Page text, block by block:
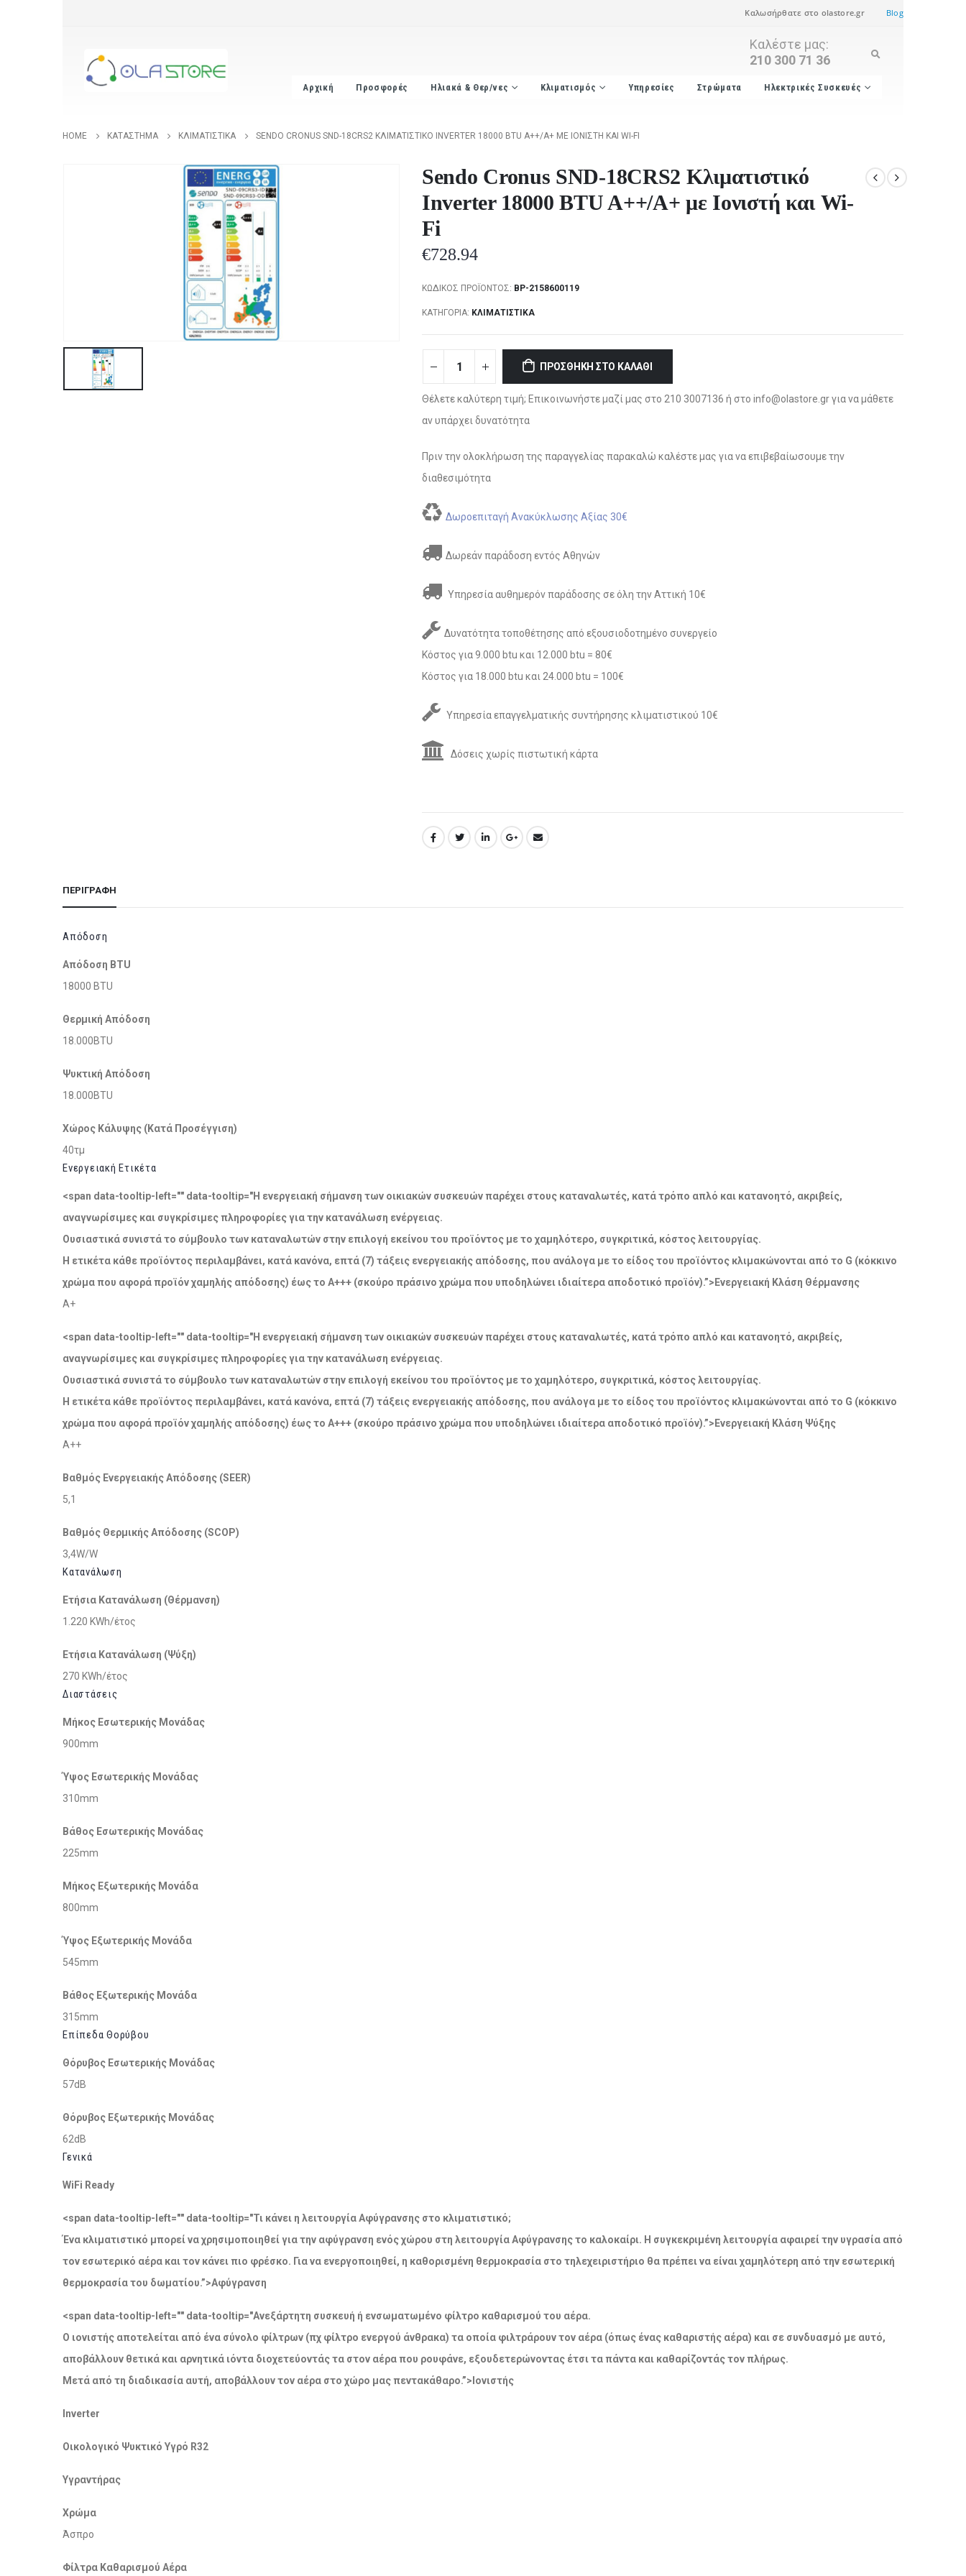
Καλωσήρθατε στο olastore.gr Blog
Καλέστε μας:
210 300 71 36
Αρχική Προσφορές Ηλιακά & Θερ/νες Κλιματισμός Υπηρεσίες Στρώματα Ηλεκτρικές Συσκευές
HOME ΚΑΤΆΣΤΗΜΑ ΚΛΙΜΑΤΙΣΤΙΚΆ SENDO CRONUS SND-18CRS2 ΚΛΙΜΑΤΙΣΤΙΚΌ INVERTER 18000 BTU A++/A+ ΜΕ ΙΟΝΙΣΤΉ ΚΑΙ WI-FI
Sendo Cronus SND-18CRS2 Κλιματιστικό
Inverter 18000 BTU A++/A+ με Ιονιστή και Wi-
Fi
€728.94
ΚΩΔΙΚΌΣ ΠΡΟΪΌΝΤΟΣ: BP-2158600119
ΚΑΤΗΓΟΡΊΑ: ΚΛΙΜΑΤΙΣΤΙΚΆ
ΠΡΟΣΘΉΚΗ ΣΤΟ ΚΑΛΆΘΙ
Θέλετε καλύτερη τιμή; Επικοινωνήστε μαζί μας στο 210 3007136 ή στο info@olastore.gr για να μάθετε
αν υπάρχει δυνατότητα
Πριν την ολοκλήρωση της παραγγελίας παρακαλώ καλέστε μας για να επιβεβαίωσουμε την
διαθεσιμότητα
Δωροεπιταγή Ανακύκλωσης Αξίας 30€
Δωρεάν παράδοση εντός Αθηνών
Υπηρεσία αυθημερόν παράδοσης σε όλη την Αττική 10€
Δυνατότητα τοποθέτησης από εξουσιοδοτημένο συνεργείο
Κόστος για 9.000 btu και 12.000 btu = 80€
Κόστος για 18.000 btu και 24.000 btu = 100€
Υπηρεσία επαγγελματικής συντήρησης κλιματιστικού 10€
Δόσεις χωρίς πιστωτική κάρτα
ΠΕΡΙΓΡΑΦΉ
Απόδοση
Απόδοση BTU
18000 BTU
Θερμική Απόδοση
18.000BTU
Ψυκτική Απόδοση
18.000BTU
Χώρος Κάλυψης (Κατά Προσέγγιση)
40τμ
Ενεργειακή Ετικέτα
<span data-tooltip-left="" data-tooltip="Η ενεργειακή σήμανση των οικιακών συσκευών παρέχει στους καταναλωτές, κατά τρόπο απλό και κατανοητό, ακριβείς,
αναγνωρίσιμες και συγκρίσιμες πληροφορίες για την κατανάλωση ενέργειας.
Ουσιαστικά συνιστά το σύμβουλο των καταναλωτών στην επιλογή εκείνου του προϊόντος με το χαμηλότερο, συγκριτικά, κόστος λειτουργίας.
Η ετικέτα κάθε προϊόντος περιλαμβάνει, κατά κανόνα, επτά (7) τάξεις ενεργειακής απόδοσης, που ανάλογα με το είδος του προϊόντος κλιμακώνονται από το G (κόκκινο
χρώμα που αφορά προϊόν χαμηλής απόδοσης) έως το Α+++ (σκούρο πράσινο χρώμα που υποδηλώνει ιδιαίτερα αποδοτικό προϊόν).”>Ενεργειακή Κλάση Θέρμανσης
A+
<span data-tooltip-left="" data-tooltip="Η ενεργειακή σήμανση των οικιακών συσκευών παρέχει στους καταναλωτές, κατά τρόπο απλό και κατανοητό, ακριβείς,
αναγνωρίσιμες και συγκρίσιμες πληροφορίες για την κατανάλωση ενέργειας.
Ουσιαστικά συνιστά το σύμβουλο των καταναλωτών στην επιλογή εκείνου του προϊόντος με το χαμηλότερο, συγκριτικά, κόστος λειτουργίας.
Η ετικέτα κάθε προϊόντος περιλαμβάνει, κατά κανόνα, επτά (7) τάξεις ενεργειακής απόδοσης, που ανάλογα με το είδος του προϊόντος κλιμακώνονται από το G (κόκκινο
χρώμα που αφορά προϊόν χαμηλής απόδοσης) έως το Α+++ (σκούρο πράσινο χρώμα που υποδηλώνει ιδιαίτερα αποδοτικό προϊόν).”>Ενεργειακή Κλάση Ψύξης
A++
Βαθμός Ενεργειακής Απόδοσης (SEER)
5,1
Βαθμός Θερμικής Απόδοσης (SCOP)
3,4W/W
Κατανάλωση
Ετήσια Κατανάλωση (Θέρμανση)
1.220 KWh/έτος
Ετήσια Κατανάλωση (Ψύξη)
270 KWh/έτος
Διαστάσεις
Μήκος Εσωτερικής Μονάδας
900mm
Ύψος Εσωτερικής Μονάδας
310mm
Βάθος Εσωτερικής Μονάδας
225mm
Μήκος Εξωτερικής Μονάδα
800mm
Ύψος Εξωτερικής Μονάδα
545mm
Βάθος Εξωτερικής Μονάδα
315mm
Επίπεδα Θορύβου
Θόρυβος Εσωτερικής Μονάδας
57dB
Θόρυβος Εξωτερικής Μονάδας
62dB
Γενικά
WiFi Ready
<span data-tooltip-left="" data-tooltip="Τι κάνει η λειτουργία Αφύγρανσης στο κλιματιστικό;
Ένα κλιματιστικό μπορεί να χρησιμοποιηθεί για την αφύγρανση ενός χώρου στη λειτουργία Αφύγρανσης το καλοκαίρι. Η συγκεκριμένη λειτουργία αφαιρεί την υγρασία από
τον εσωτερικό αέρα και τον κάνει πιο φρέσκο. Για να ενεργοποιηθεί, η καθορισμένη θερμοκρασία στο τηλεχειριστήριο θα πρέπει να είναι χαμηλότερη από την εσωτερική
θερμοκρασία του δωματίου.”>Αφύγρανση
<span data-tooltip-left="" data-tooltip="Ανεξάρτητη συσκευή ή ενσωματωμένο φίλτρο καθαρισμού του αέρα.
Ο ιονιστής αποτελείται από ένα σύνολο φίλτρων (πχ φίλτρο ενεργού άνθρακα) τα οποία φιλτράρουν τον αέρα (όπως ένας καθαριστής αέρα) και σε συνδυασμό με αυτό,
αποβάλλουν θετικά και αρνητικά ιόντα διοχετεύοντάς τα στον αέρα που ρουφάνε, εξουδετερώνοντας έτσι τα πάντα και καθαρίζοντάς τον πλήρως.
Μετά από τη διαδικασία αυτή, αποβάλλουν τον αέρα στο χώρο μας πεντακάθαρο.”>Ιονιστής
Inverter
Οικολογικό Ψυκτικό Υγρό R32
Υγραντήρας
Χρώμα
Άσπρο
Φίλτρα Καθαρισμού Αέρα